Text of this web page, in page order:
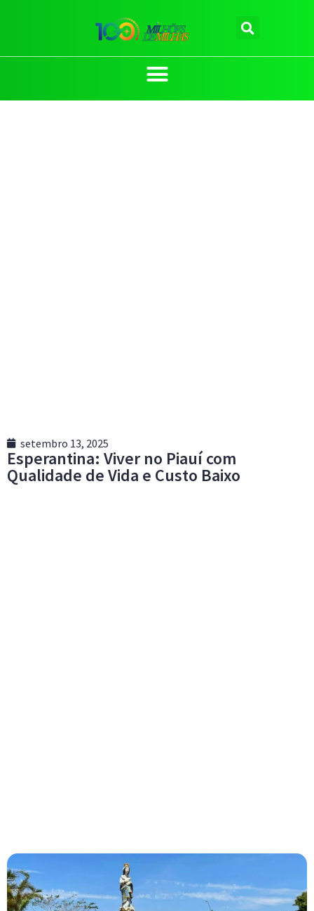
setembro 13, 2025
Esperantina: Viver no Piauí com
Qualidade de Vida e Custo Baixo